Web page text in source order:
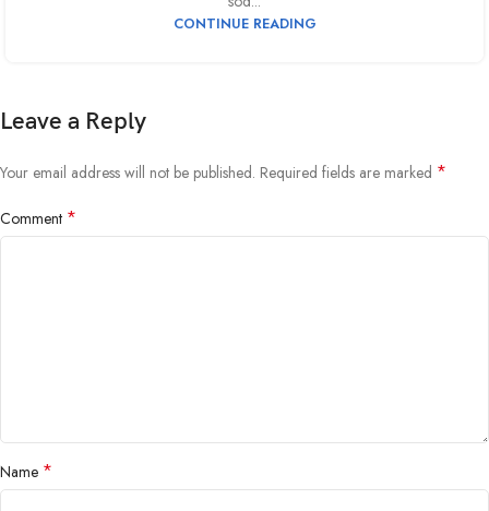
CONTINUE READING
Leave a Reply
Your email address will not be published. Required fields are marked *
Comment *
Name *